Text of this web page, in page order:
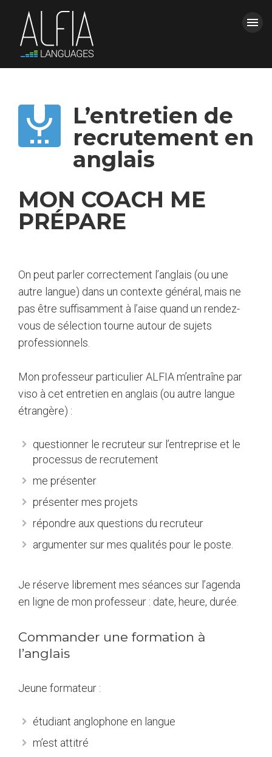
menu
FORMATIONS
ALFIA
power_settings_newEspace Clients
 L’entretien de
recrutement en
anglais
MON COACH ME
PRÉPARE
On peut parler correctement l’anglais (ou une
autre langue) dans un contexte général, mais ne
pas être suffisamment à l’aise quand un rendez-
vous de sélection tourne autour de sujets
professionnels.
Mon professeur particulier ALFIA m’entraîne par
viso à cet entretien en anglais (ou autre langue
étrangère) :
questionner le recruteur sur l’entreprise et le
processus de recrutement
me présenter
présenter mes projets
répondre aux questions du recruteur
argumenter sur mes qualités pour le poste.
Je réserve librement mes séances sur l’agenda
en ligne de mon professeur : date, heure, durée.
Commander une formation à
l’anglais
Jeune formateur :
étudiant anglophone en langue
m’est attitré